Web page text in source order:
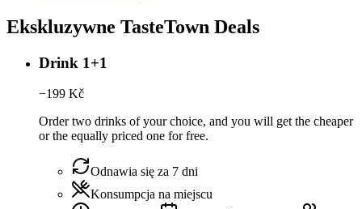
Ekskluzywne TasteTown Deals
Drink 1+1
−199 Kč
Order two drinks of your choice, and you will get the cheaper
or the equally priced one for free.
Odnawia się za 7 dni
Konsumpcja na miejscu